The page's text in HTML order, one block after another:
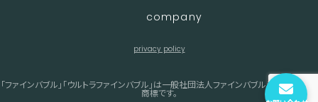
company
privacy policy
「ファインバブル」「ウルトラファインバブル」は一般社団法人ファインバブル産業会の登録
商標です。